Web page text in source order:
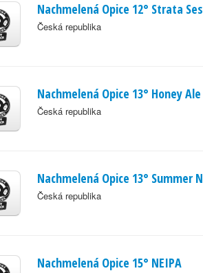
Nachmelená Opice 12° Strata
Česká republika
Nachmelená Opice 13° Honey Ale
Česká republika
Nachmelená Opice 13° Summer
Česká republika
Nachmelená Opice 15° NEIPA